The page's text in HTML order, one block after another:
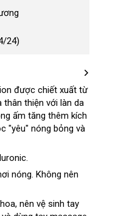
24)
nhập
khẩu
được chiết xuất từ
thân thiện tốt
nhất
với làn da
ấm tăng thêm kích
"yêu" nóng bỏng và
nóngan
. Không nên
thanh
, nên vệ sinh tay